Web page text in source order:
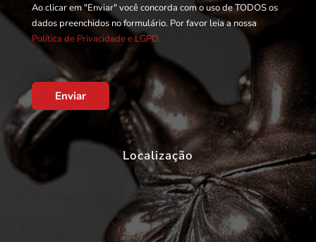
Ao clicar em "Enviar" você concorda com o uso de TODOS os
dados preenchidos no formulário. Por favor leia a nossa
Política de Privacidade e LGPD.
Enviar
Localização